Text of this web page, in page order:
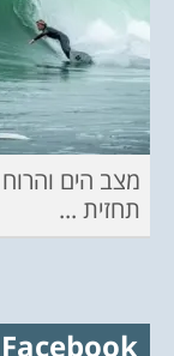
מצב הים
תחזית ...
Facebook